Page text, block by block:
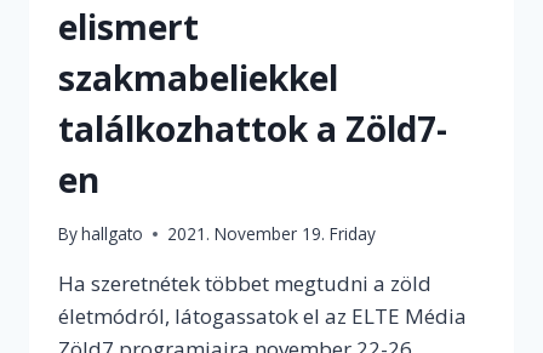
elismert
szakmabeliekkel
találkozhattok a Zöld7-
en
Byhallgato 2021. November 19. Friday
Ha szeretnétek többet megtudni a zöld
életmódról, látogassatok el az ELTE Média